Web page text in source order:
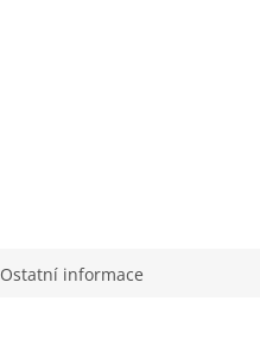
Ostatní informace